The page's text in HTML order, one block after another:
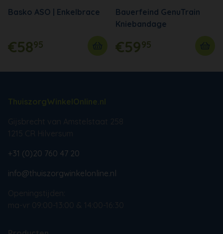
Basko ASO | Enkelbrace
€5895
Bauerfeind GenuTrain
Kniebandage
€5995
+31 (0)20 760 47 20
info@thuiszorgwinkelonline.nl